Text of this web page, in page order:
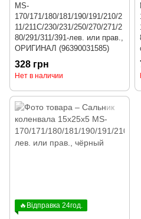
MS-
170/171/180/181/190/191/210/2
11/211C/230/231/250/270/271/2
80/291/311/391-лев. или прав.,
ОРИГИНАЛ (96390031585)
328 грн
Нет в наличии
🔥Відправка 24год.